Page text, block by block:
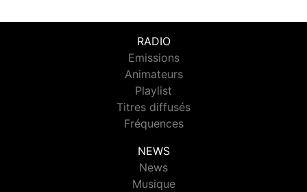
RADIO
Emissions
Animateurs
Playlist
Titres diffusés
Fréquences
NEWS
News
Musique